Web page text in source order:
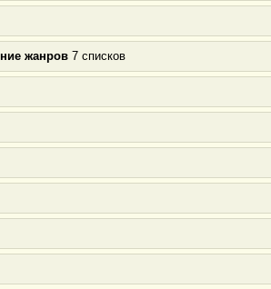
жанров 7 списков